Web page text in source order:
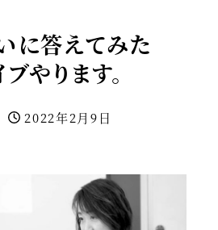
に答えてみた
やります。
投稿日
2022年2月9日